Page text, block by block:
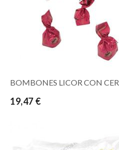
BOMBONES LICOR CON
19,47 €